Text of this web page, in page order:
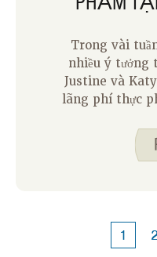
Trong vài
nhiều ý tưởng
Justine và
lãng phí thực
chúng tôi ngày
một vài điều
1 2